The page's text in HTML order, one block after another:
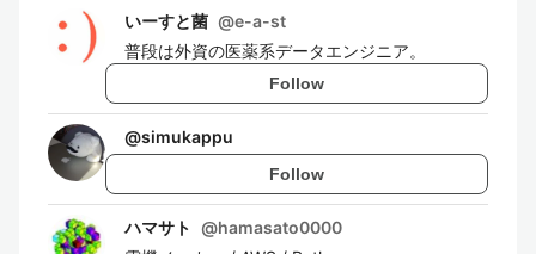
いーすと菌 @e-a-st
普段は外資の医薬系データエンジニア。
Follow
@simukappu
Follow
ハマサト @hamasato0000